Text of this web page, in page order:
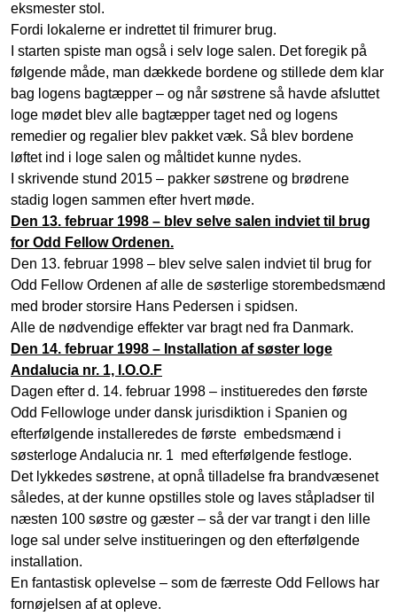
eksmester stol.
Fordi lokalerne er indrettet til frimurer brug.
I starten spiste man også i selv loge salen. Det foregik på
følgende måde, man dækkede bordene og stillede dem klar
bag logens bagtæpper – og når søstrene så havde afsluttet
loge mødet blev alle bagtæpper taget ned og logens
remedier og regalier blev pakket væk. Så blev bordene
løftet ind i loge salen og måltidet kunne nydes.
I skrivende stund 2015 – pakker søstrene og brødrene
stadig logen sammen efter hvert møde.
Den 13. februar 1998 – blev selve salen indviet til brug
for Odd Fellow Ordenen.
Den 13. februar 1998 – blev selve salen indviet til brug for
Odd Fellow Ordenen af alle de søsterlige storembedsmænd
med broder storsire Hans Pedersen i spidsen.
Alle de nødvendige effekter var bragt ned fra Danmark.
Den 14. februar 1998 – Installation af søster loge
Andalucia nr. 1, I.O.O.F
Dagen efter d. 14. februar 1998 – institueredes den første
Odd Fellowloge under dansk jurisdiktion i Spanien og
efterfølgende installeredes de første embedsmænd i
søsterloge Andalucia nr. 1 med efterfølgende festloge.
Det lykkedes søstrene, at opnå tilladelse fra brandvæsenet
således, at der kunne opstilles stole og laves ståpladser til
næsten 100 søstre og gæster – så der var trangt i den lille
loge sal under selve institueringen og den efterfølgende
installation.
En fantastisk oplevelse – som de færreste Odd Fellows har
fornøjelsen af at opleve.